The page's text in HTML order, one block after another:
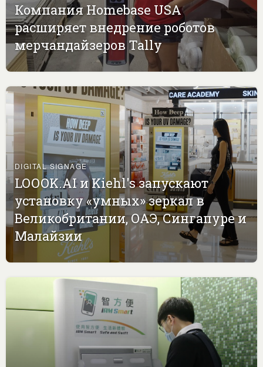
Компания Homebase USA
расширяет внедрение роботов
мерчандайзеров Tally
DIGITAL SIGNAGE
LOOOK.AI и Kiehl's запускают
установку «умных» зеркал в
Великобритании, ОАЭ, Сингапуре и
Малайзии